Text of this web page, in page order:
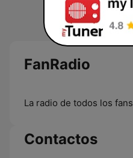
FanRadio
La radio de todos los fans
Contactos